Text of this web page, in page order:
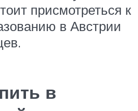
присмотреться к
в Австрии
в